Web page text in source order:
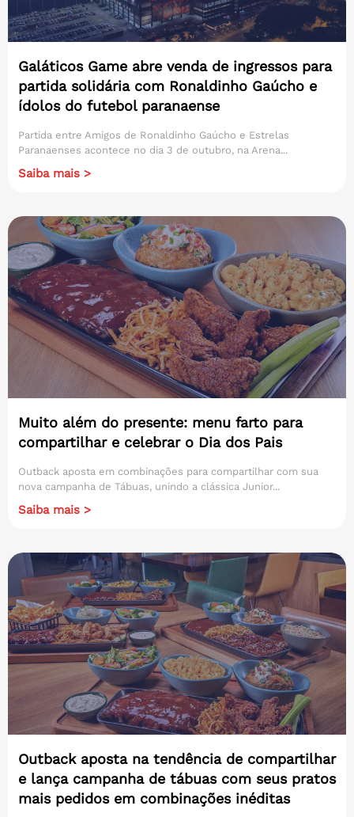
Galáticos Game abre venda de ingressos para
partida solidária com Ronaldinho Gaúcho e
ídolos do futebol paranaense
Partida entre Amigos de Ronaldinho Gaúcho e Estrelas
Paranaenses acontece no dia 3 de outubro, na Arena...
Saiba mais >
Muito além do presente: menu farto para
compartilhar e celebrar o Dia dos Pais
Outback aposta em combinações para compartilhar com sua
nova campanha de Tábuas, unindo a clássica Junior...
Saiba mais >
Outback aposta na tendência de compartilhar
e lança campanha de tábuas com seus pratos
mais pedidos em combinações inéditas